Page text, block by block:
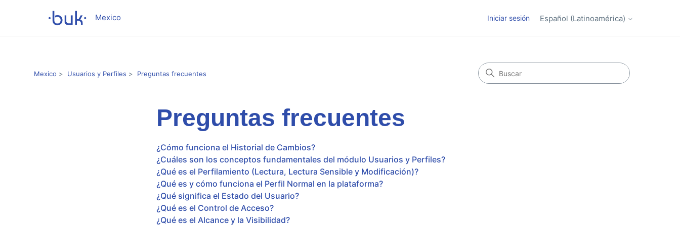
Mexico Iniciar sesión Español (Latinoamérica)
Mexico Usuarios y Perfiles Preguntas frecuentes
Preguntas frecuentes
¿Cómo funciona el Historial de Cambios?
¿Cuáles son los conceptos fundamentales del módulo Usuarios y Perfiles?
¿Qué es el Perfilamiento (Lectura, Lectura Sensible y Modificación)?
¿Qué es y cómo funciona el Perfil Normal en la plataforma?
¿Qué significa el Estado del Usuario?
¿Qué es el Control de Acceso?
¿Qué es el Alcance y la Visibilidad?